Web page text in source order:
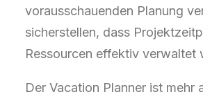
vorausschauenden Planung
sicherstellen, dass
Ressourcen effektiv verwaltet
Der Vacation Planner ist mehr